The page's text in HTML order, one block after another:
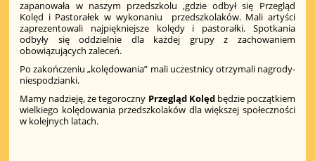
zapanowała w naszym przedszkolu ,gdzie odbył się Przegląd
Kolęd i Pastorałek w wykonaniu przedszkolaków. Mali artyści
zaprezentowali najpiękniejsze kolędy i pastorałki. Spotkania
odbyły się oddzielnie dla każdej grupy z zachowaniem
obowiązujących zaleceń.
Po zakończeniu „kolędowania” mali uczestnicy otrzymali nagrody-
niespodzianki.
Mamy nadzieję, że tegoroczny Przegląd Kolędbędzie początkiem
wielkiego kolędowania przedszkolaków dla większej społeczności
w kolejnych latach.